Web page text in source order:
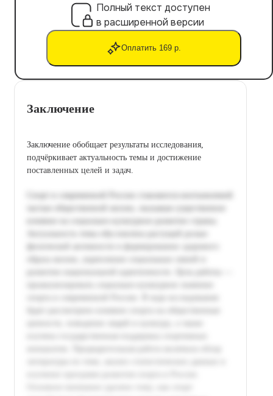
Полный текст доступен
в расширенной версии
Оплатить 169 р.
Заключение
Заключение обобщает результаты исследования,
подчёркивает актуальность темы и достижение
поставленных целей и задач.